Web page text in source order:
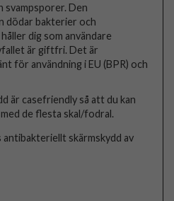
Den
dödar bakterier och
dig som användare
är giftfri. Det är
för användning i EU (BPR) och
är casefriendly så att du kan
de flesta skal/fodral.
antibakteriellt skärmskydd av